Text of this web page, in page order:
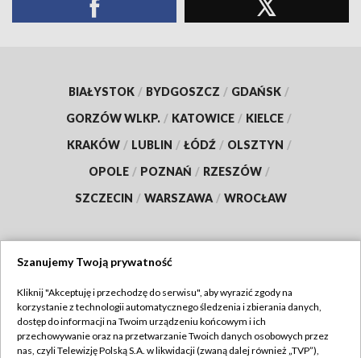
BIAŁYSTOK / BYDGOSZCZ / GDAŃSK /
GORZÓW WLKP. / KATOWICE / KIELCE /
KRAKÓW / LUBLIN / ŁÓDŹ / OLSZTYN /
OPOLE / POZNAŃ / RZESZÓW /
SZCZECIN / WARSZAWA / WROCŁAW
TVP
Abonament TVP
Regulamin TVP
Szanujemy Twoją prywatność
Kliknij "Akceptuję i przechodzę do serwisu", aby wyrazić zgody na
korzystanie z technologii automatycznego śledzenia i zbierania danych,
dostęp do informacji na Twoim urządzeniu końcowym i ich
przechowywanie oraz na przetwarzanie Twoich danych osobowych przez
nas, czyli Telewizję Polską S.A. w likwidacji (zwaną dalej również „TVP”),